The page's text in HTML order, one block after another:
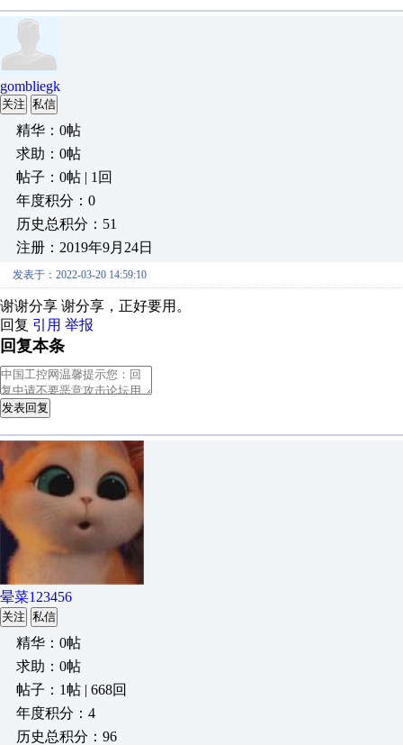
gombliegk
关注 私信
精华：0帖
求助：0帖
帖子：0帖 | 1回
年度积分：0
历史总积分：51
注册：2019年9月24日
发表于：2022-03-20 14:59:10
谢谢分享 谢分享，正好要用。
回复 引用 举报
回复本条
发表回复
晕菜123456
关注 私信
精华：0帖
求助：0帖
帖子：1帖 | 668回
年度积分：4
历史总积分：96